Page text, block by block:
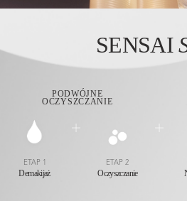
SENSAI
Demakijaż
ETAP 1
PODWÓJNE
OCZYSZCZANIE
Oczyszczanie
ETAP 2